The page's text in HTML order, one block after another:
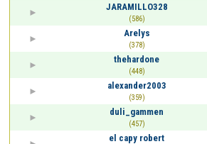
JARAMILLO328
(586)
Arelys
(378)
thehardone
(448)
alexander2003
(359)
duli_gammen
(457)
el capy robert